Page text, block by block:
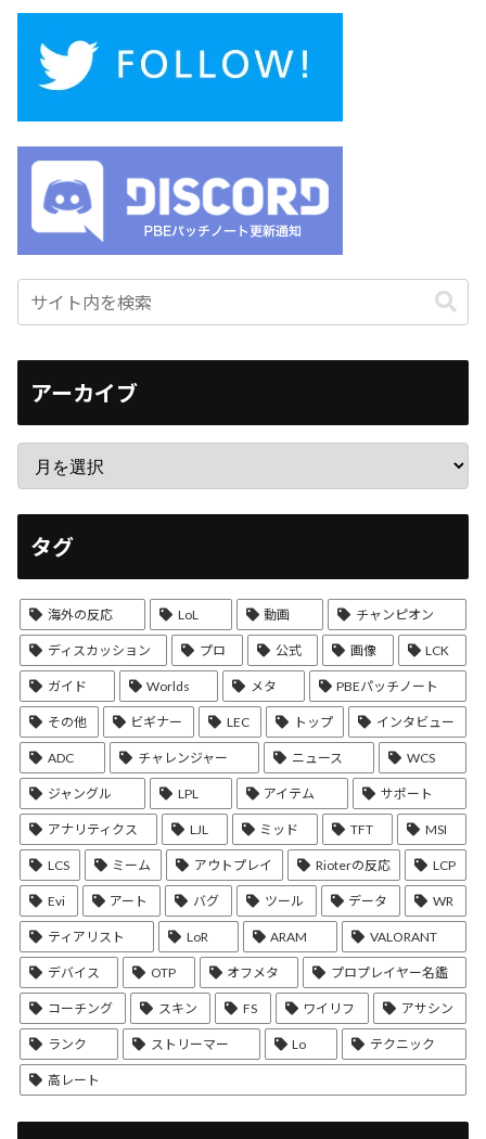
アーカイブ
タグ
海外の反応 LoL 動画 チャンピオン
ディスカッション プロ 公式 画像 LCK
ガイド Worlds メタ PBEパッチノート
その他 ビギナー LEC トップ インタビュー
ADC チャレンジャー ニュース WCS
ジャングル LPL アイテム サポート
アナリティクス LJL ミッド TFT MSI
LCS ミーム アウトプレイ Rioterの反応 LCP
Evi アート バグ ツール データ WR
ティアリスト LoR ARAM VALORANT
デバイス OTP オフメタ プロプレイヤー名鑑
コーチング スキン FS ワイリフ アサシン
ランク ストリーマー Lo テクニック
高レート